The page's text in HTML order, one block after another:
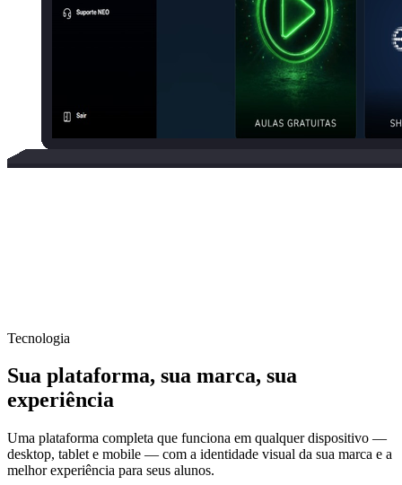
Tecnologia
Sua plataforma, sua marca, sua
experiência
Uma plataforma completa que funciona em qualquer dispositivo —
desktop, tablet e mobile — com a identidade visual da sua marca e a
melhor experiência para seus alunos.